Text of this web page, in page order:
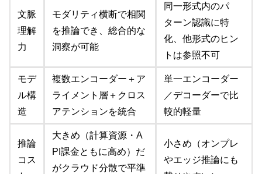
文脈
理解
力
モダリティ横断で相関
を推論でき、総合的な
洞察が可能
同一形式内のパ
ターン認識に特
化、他形式のヒン
トは参照不可
モデ
ル構
造
複数エンコーダー＋ア
ライメント層＋クロス
アテンションを統合
単一エンコーダー
／デコーダーで比
較的軽量
推論
コス
大きめ（計算資源・A
PI課金ともに高め）だ
がクラウド分散で平準
小さめ（オンプレ
やエッジ推論にも